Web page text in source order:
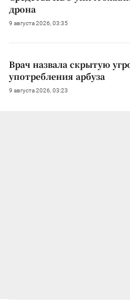
дрона
9 августа 2026, 03:35
Врач назвала скрытую
употребления арбуза
9 августа 2026, 03:23